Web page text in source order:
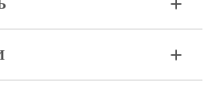
в ненадлежащем виде,
с нами для решения